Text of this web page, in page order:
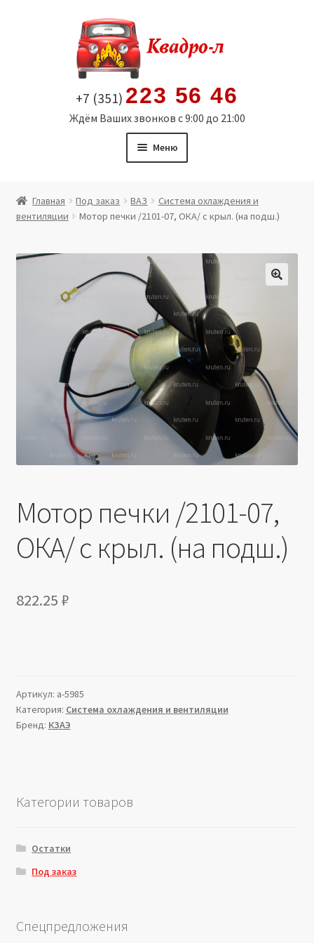
содержимому
+7 (351) 223 56 46
Ждём Ваших звонков с 9:00 до 21:00
Меню
Витрина
Мой аккаунт
Политика в отношении обработки персональных
Производители
Юридические данные
Главная Под заказ ВАЗ
Система охлаждения и
вентиляции
Мотор печки /2101-07, ОКА/ с крыл. (на подш.)
Мотор печки /2101-07,
ОКА/ с крыл. (на подш.)
822.25 ₽
Артикул: a-5985
Категория: Система охлаждения и вентиляции
Бренд: КЗАЭ
Категории товаров
Остатки
Под заказ
Спецпредложения